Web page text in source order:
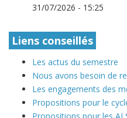
31/07/2026 - 15:25
Liens conseillés
Les actus du semestre
Nous avons besoin de
Les engagements des
Propositions pour le